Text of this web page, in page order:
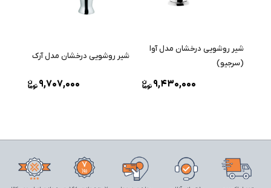
شیر روشویی درخشان مدل آوا
(سرجیو)
9,430,000
شیر روشویی درخشان مدل آرک
9,707,000